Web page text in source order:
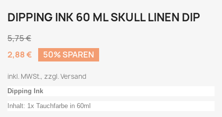
DIPPING INK 60 ML SKULL LINEN DIP
5,75 €
2,88 €
50% SPAREN
inkl. MWSt., zzgl. Versand
Dipping Ink
Inhalt: 1x Tauchfarbe in 60ml